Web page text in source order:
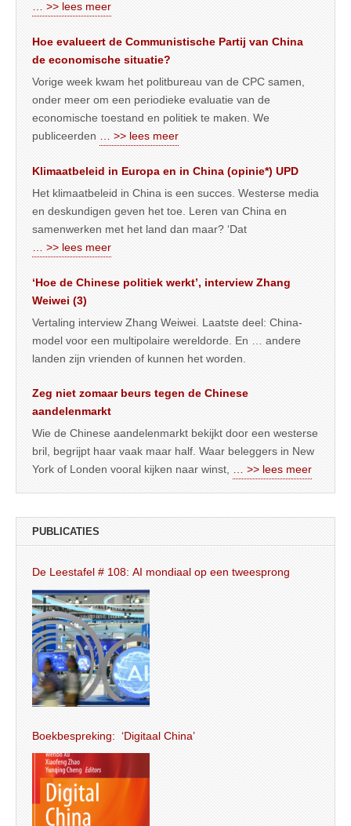
… >> lees meer
Hoe evalueert de Communistische Partij van China
de economische situatie?
Vorige week kwam het politbureau van de CPC samen,
onder meer om een periodieke evaluatie van de
economische toestand en politiek te maken. We
publiceerden
… >> lees meer
Klimaatbeleid in Europa en in China (opinie*) UPD
Het klimaatbeleid in China is een succes. Westerse media
en deskundigen geven het toe. Leren van China en
samenwerken met het land dan maar? ‘Dat
… >> lees meer
‘Hoe de Chinese politiek werkt’, interview Zhang
Weiwei (3)
Vertaling interview Zhang Weiwei. Laatste deel: China-
model voor een multipolaire wereldorde. En … andere
landen zijn vrienden of kunnen het worden.
Zeg niet zomaar beurs tegen de Chinese
aandelenmarkt
Wie de Chinese aandelenmarkt bekijkt door een westerse
bril, begrijpt haar vaak maar half. Waar beleggers in New
York of Londen vooral kijken naar winst,
… >> lees meer
PUBLICATIES
De Leestafel # 108: AI mondiaal op een tweesprong
Boekbespreking: ‘Digitaal China’